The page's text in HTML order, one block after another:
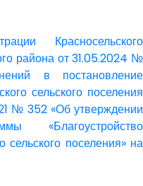
Красносельского
района от 31.05.2024 №
в постановление
сельского поселения
№ 352 «Об утверждении
«Благоустройство
сельского поселения» на